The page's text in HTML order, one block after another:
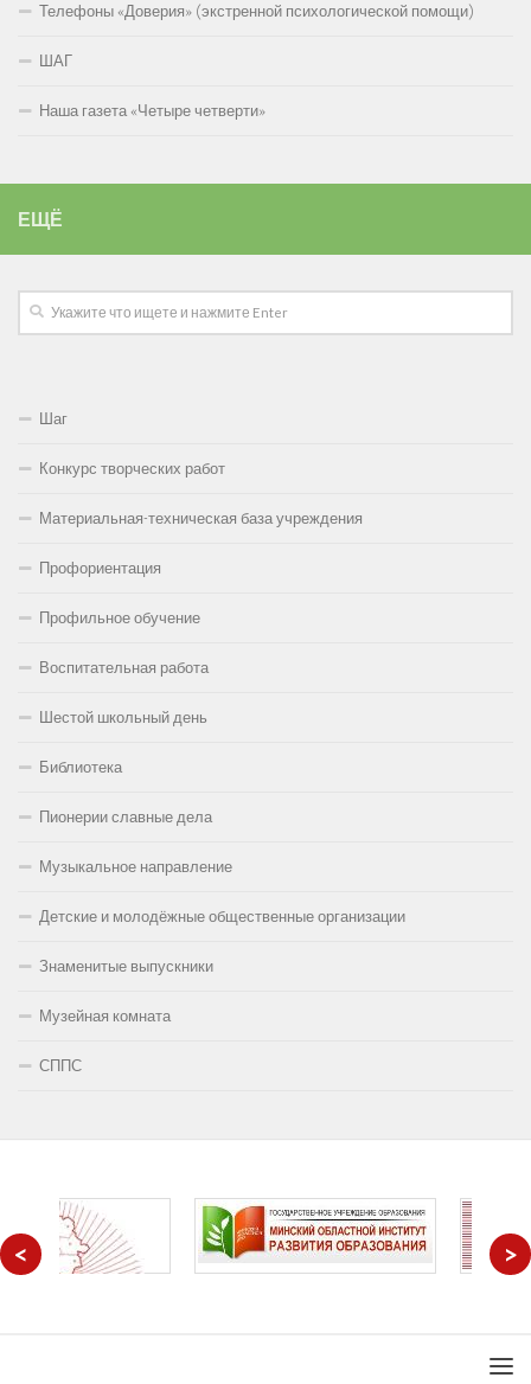
Телефоны «Доверия» (экстренной психологической помощи)
ШАГ
Наша газета «Четыре четверти»
ЕЩЁ
Шаг
Конкурс творческих работ
Материальная-техническая база учреждения
Профориентация
Профильное обучение
Воспитательная работа
Шестой школьный день
Библиотека
Пионерии славные дела
Музыкальное направление
Детские и молодёжные общественные организации
Знаменитые выпускники
Музейная комната
СППС
< >